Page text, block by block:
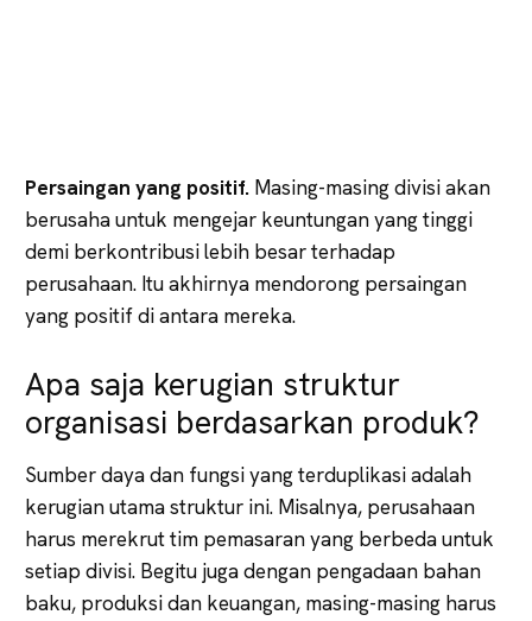
Persaingan yang positif. Masing-masing divisi akan
berusaha untuk mengejar keuntungan yang tinggi
demi berkontribusi lebih besar terhadap
perusahaan. Itu akhirnya mendorong persaingan
yang positif di antara mereka.
Apa saja kerugian struktur
organisasi berdasarkan produk?
Sumber daya dan fungsi yang terduplikasi adalah
kerugian utama struktur ini. Misalnya, perusahaan
harus merekrut tim pemasaran yang berbeda untuk
setiap divisi. Begitu juga dengan pengadaan bahan
baku, produksi dan keuangan, masing-masing harus